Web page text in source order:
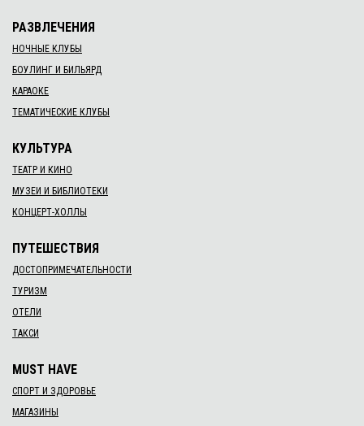
РАЗВЛЕЧЕНИЯ
НОЧНЫЕ КЛУБЫ
БОУЛИНГ И БИЛЬЯРД
КАРАОКЕ
ТЕМАТИЧЕСКИЕ КЛУБЫ
КУЛЬТУРА
ТЕАТР И КИНО
МУЗЕИ И БИБЛИОТЕКИ
КОНЦЕРТ-ХОЛЛЫ
ПУТЕШЕСТВИЯ
ДОСТОПРИМЕЧАТЕЛЬНОСТИ
ТУРИЗМ
ОТЕЛИ
ТАКСИ
MUST HAVE
СПОРТ И ЗДОРОВЬЕ
МАГАЗИНЫ